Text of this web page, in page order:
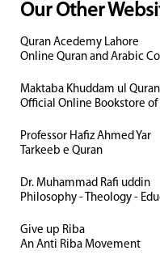
Our Other
Quran Acedemy Lahore
Online Quran and Arabic
Maktaba Khuddam ul Quran
Official Online Bookstore
Professor Hafiz Ahmed Yar
Tarkeeb e Quran
Dr. Muhammad Rafi uddin
Philosophy - Theology -
Give up Riba
An Anti Riba Movement